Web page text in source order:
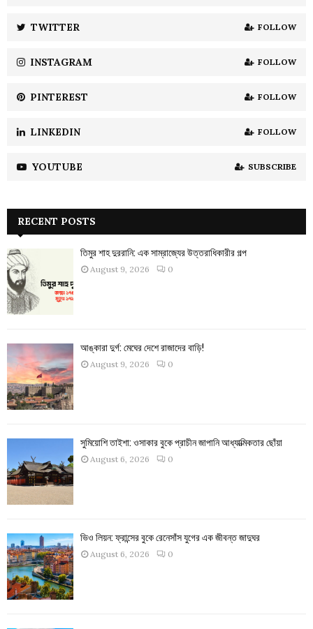
H
TWITTER FOLLOW
INSTAGRAM FOLLOW
PINTEREST FOLLOW
LINKEDIN FOLLOW
YOUTUBE SUBSCRIBE
RECENT POSTS
তিমুর শাহ দুররানি: এক সাম্রাজ্যের উত্তরাধিকারীর গল্প
August 9, 2026 0
আঙ্কারা দুর্গ: মেঘের দেশে রাজাদের বাড়ি!
August 9, 2026 0
সুমিয়োশি তাইশা: ওসাকার বুকে প্রাচীন জাপানি আধ্যাত্মিকতার ছোঁয়া
August 6, 2026 0
ভিও লিয়ন: ফ্রান্সের বুকে রেনেসাঁস যুগের এক জীবন্ত জাদুঘর
August 6, 2026 0